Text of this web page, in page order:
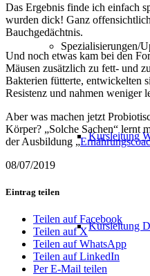
Spezialisierungen/
Kursleitung
Kursleitung
Das Ergebnis finde ich einfach
wurden dick! Ganz
Bauchgedächtnis.
Und noch etwas kam bei den
Mäusen zusätzlich zu fett- und
Bakterien fütterte, entwickelten
Resistenz und nahmen weniger
Aber was machen jetzt
Körper? „Solche Sachen“ lernt
der Ausbildung „
08/07/2019
Eintrag teilen
Teilen auf Facebook
Teilen auf X
Teilen auf WhatsApp
Teilen auf LinkedIn
Per E-Mail teilen